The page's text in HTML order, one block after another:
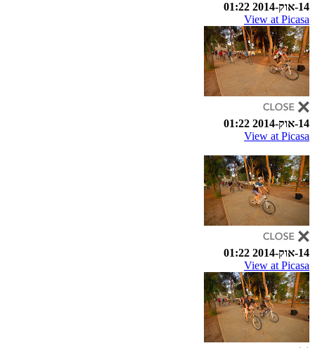
14-אוק-2014 01:22
View at Picasa
14-אוק-2014 01:22
View at Picasa
14-אוק-2014 01:22
View at Picasa